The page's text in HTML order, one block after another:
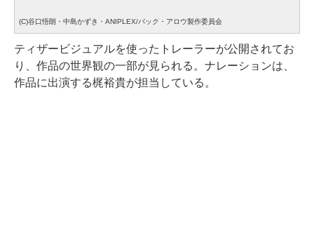
(C)谷口悟朗・中島かずき・ANIPLEX/バック・アロウ製作委員会
ティザービジュアルを使ったトレーラーが公開されてお
り、作品の世界観の一部が見られる。ナレーションは、
作品に出演する梶裕貴が担当している。